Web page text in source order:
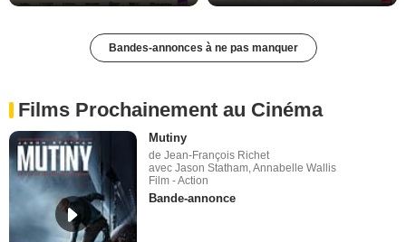
Bandes-annonces à ne pas manquer
Films Prochainement au Cinéma
Mutiny
de Jean-François Richet
avec Jason Statham, Annabelle Wallis
Film - Action
Bande-annonce